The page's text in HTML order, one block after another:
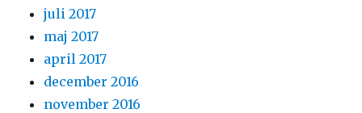
juli 2017
maj 2017
april 2017
december 2016
november 2016